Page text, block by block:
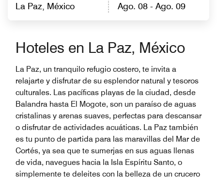
Hoteles en La Paz, México
La Paz, un tranquilo refugio costero, te invita a
relajarte y disfrutar de su esplendor natural y tesoros
culturales. Las pacíficas playas de la ciudad, desde
Balandra hasta El Mogote, son un paraíso de aguas
cristalinas y arenas suaves, perfectas para descansar
o disfrutar de actividades acuáticas. La Paz también
es tu punto de partida para las maravillas del Mar de
Cortés, ya sea que te sumerjas en sus aguas llenas
de vida, navegues hacia la Isla Espíritu Santo, o
simplemente te deleites con la belleza de un crucero